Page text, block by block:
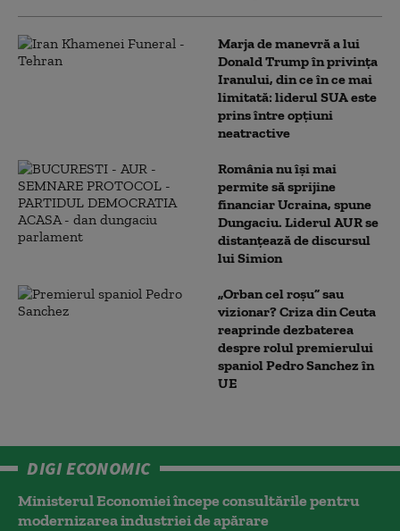
Marja de manevră a lui
Donald Trump în privința
Iranului, din ce în ce mai
limitată: liderul SUA este
prins între opțiuni
neatractive
România nu își mai
permite să sprijine
financiar Ucraina, spune
Dungaciu. Liderul AUR se
distanțează de discursul
lui Simion
„Orban cel roșu” sau
vizionar? Criza din Ceuta
reaprinde dezbaterea
despre rolul premierului
spaniol Pedro Sanchez în
UE
DIGI ECONOMIC
Ministerul Economiei începe consultările pentru
modernizarea industriei de apărare